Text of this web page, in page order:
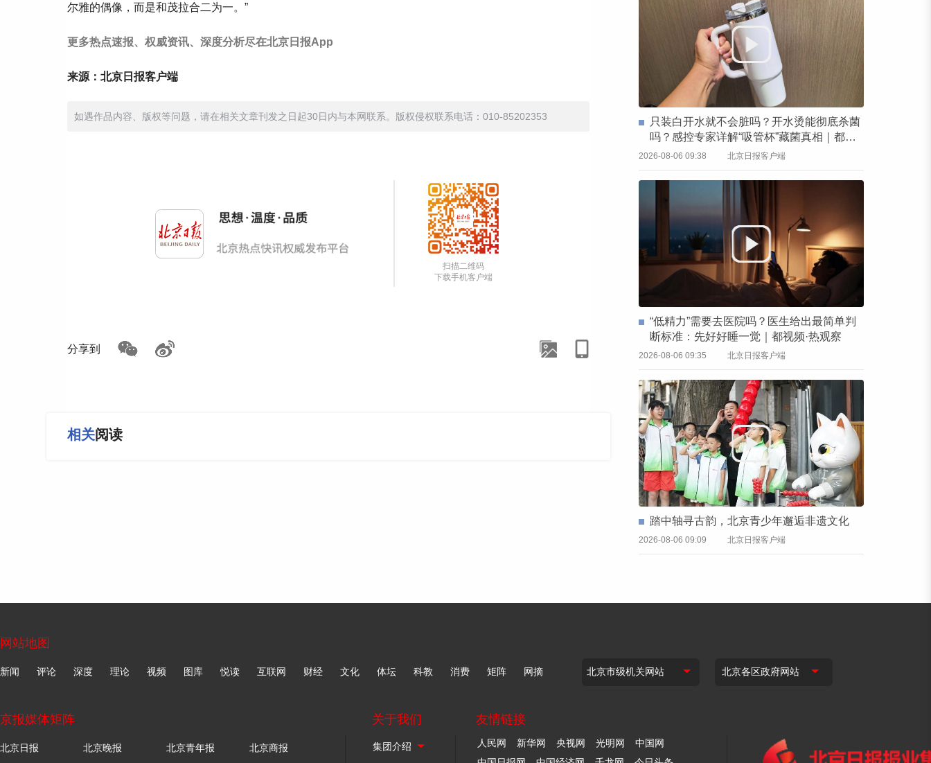
尔雅的偶像，而是和茂拉合二为一。”
更多热点速报、权威资讯、深度分析尽在北京日报App
来源：北京日报客户端
如遇作品内容、版权等问题，请在相关文章刊发之日起30日内与本网联系。版权侵权联系电话：010-85202353
扫描二维码
下载手机客户端
分享到
相关阅读
只装白开水就不会脏吗？开水烫能彻底杀菌
吗？感控专家详解“吸管杯”藏菌真相｜都视
频·热观察
2026-08-06 09:38 北京日报客户端
“低精力”需要去医院吗？医生给出最简单判
断标准：先好好睡一觉｜都视频·热观察
2026-08-06 09:35 北京日报客户端
踏中轴寻古韵，北京青少年邂逅非遗文化
2026-08-06 09:09 北京日报客户端
网站地图
新闻 评论 深度 理论 视频 图库 悦读 互联网 财经 文化 体坛 科教 消费 矩阵 网摘
京报媒体矩阵
北京日报 北京晚报 北京青年报 北京商报
关于我们 友情链接
人民网 新华网 央视网 光明网
中国网